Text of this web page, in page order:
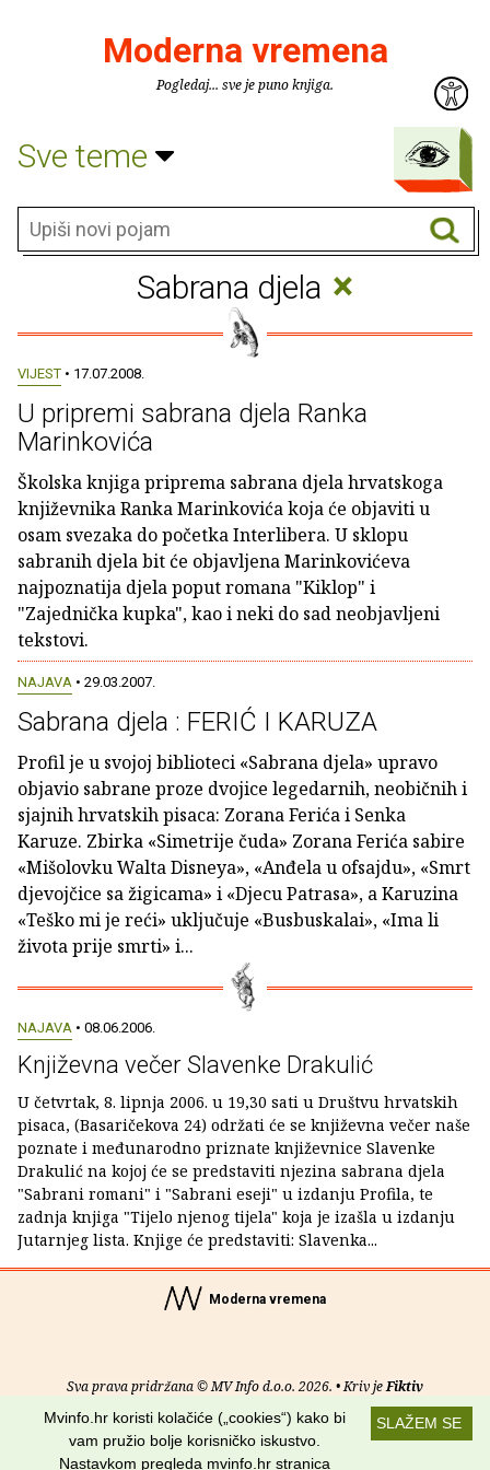
Moderna vremena
Pogledaj... sve je puno knjiga.
Sve teme
Sabrana djela ×
VIJEST • 17.07.2008.
U pripremi sabrana djela Ranka
Marinkovića
Školska knjiga priprema sabrana djela hrvatskoga
književnika Ranka Marinkovića koja će objaviti u
osam svezaka do početka Interlibera. U sklopu
sabranih djela bit će objavljena Marinkovićeva
najpoznatija djela poput romana "Kiklop" i
"Zajednička kupka", kao i neki do sad neobjavljeni
tekstovi.
NAJAVA • 29.03.2007.
Sabrana djela : FERIĆ I KARUZA
Profil je u svojoj biblioteci «Sabrana djela» upravo
objavio sabrane proze dvojice legedarnih, neobičnih i
sjajnih hrvatskih pisaca: Zorana Ferića i Senka
Karuze. Zbirka «Simetrije čuda» Zorana Ferića sabire
«Mišolovku Walta Disneya», «Anđela u ofsajdu», «Smrt
djevojčice sa žigicama» i «Djecu Patrasa», a Karuzina
«Teško mi je reći» uključuje «Busbuskalai», «Ima li
života prije smrti» i...
NAJAVA • 08.06.2006.
Književna večer Slavenke Drakulić
U četvrtak, 8. lipnja 2006. u 19,30 sati u Društvu hrvatskih
pisaca, (Basaričekova 24) održati će se književna večer naše
poznate i međunarodno priznate književnice Slavenke
Drakulić na kojoj će se predstaviti njezina sabrana djela
"Sabrani romani" i "Sabrani eseji" u izdanju Profila, te
zadnja knjiga "Tijelo njenog tijela" koja je izašla u izdanju
Jutarnjeg lista. Knjige će predstaviti: Slavenka...
Moderna vremena
Sva prava pridržana © MV Info d.o.o. 2026. • Kriv jeFiktiv
Uvjeti korištenja RSS kanaliSLAŽEM SE
Mvinfo.hr koristi kolačiće („cookies“) kako bi
vam pružio bolje korisničko iskustvo.
Nastavkom pregleda mvinfo.hr stranica